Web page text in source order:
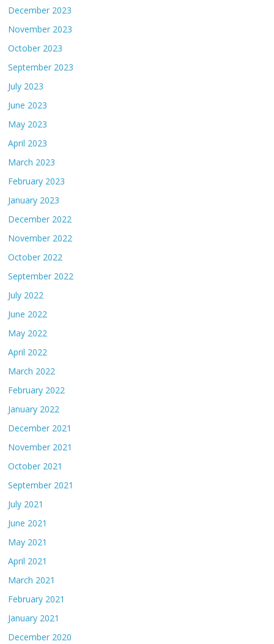
December 2023
November 2023
October 2023
September 2023
July 2023
June 2023
May 2023
April 2023
March 2023
February 2023
January 2023
December 2022
November 2022
October 2022
September 2022
July 2022
June 2022
May 2022
April 2022
March 2022
February 2022
January 2022
December 2021
November 2021
October 2021
September 2021
July 2021
June 2021
May 2021
April 2021
March 2021
February 2021
January 2021
December 2020